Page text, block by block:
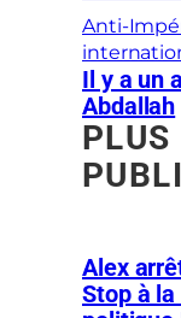
Anti-
Il y a un
Abdallah
PLUS
Alex
Stop à